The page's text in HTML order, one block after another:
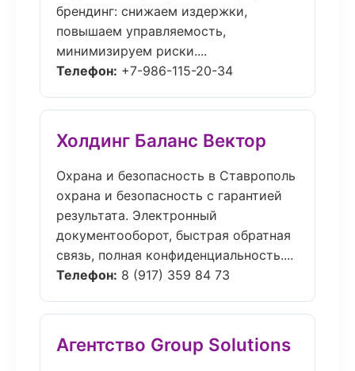
брендинг: снижаем издержки,
повышаем управляемость,
минимизируем риски....
Телефон: +7-986-115-20-34
Холдинг Баланс Вектор
Охрана и безопасность в Ставрополь
охрана и безопасность с гарантией
результата. Электронный
документооборот, быстрая обратная
связь, полная конфиденциальность....
Телефон: 8 (917) 359 84 73
Агентство Group Solutions